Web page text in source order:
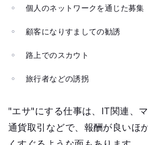
個人のネットワークを通じた募集
顧客になりすましての勧誘
路上でのスカウト
旅行者などの誘拐
"エサ"にする仕事は、IT関連、マ
通貨取引などで、報酬が良いほ